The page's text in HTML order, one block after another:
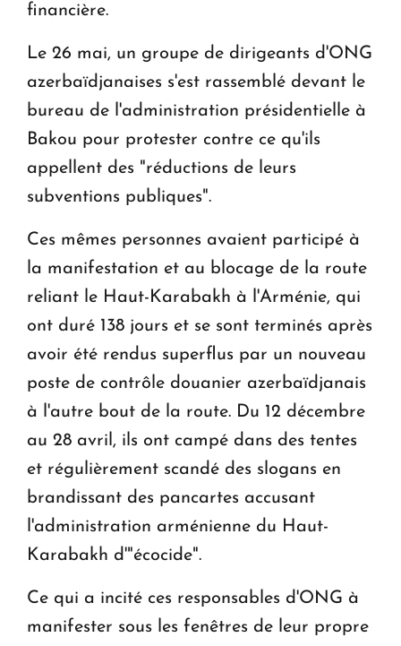
financière.
Le 26 mai, un groupe de dirigeants d'ONG
azerbaïdjanaises s'est rassemblé devant le
bureau de l'administration présidentielle à
Bakou pour protester contre ce qu'ils
appellent des "réductions de leurs
subventions publiques".
Ces mêmes personnes avaient participé à
la manifestation et au blocage de la route
reliant le Haut-Karabakh à l'Arménie, qui
ont duré 138 jours et se sont terminés après
avoir été rendus superflus par un nouveau
poste de contrôle douanier azerbaïdjanais
à l'autre bout de la route. Du 12 décembre
au 28 avril, ils ont campé dans des tentes
et régulièrement scandé des slogans en
brandissant des pancartes accusant
l'administration arménienne du Haut-
Karabakh d'"écocide".
Ce qui a incité ces responsables d'ONG à
manifester sous les fenêtres de leur propre